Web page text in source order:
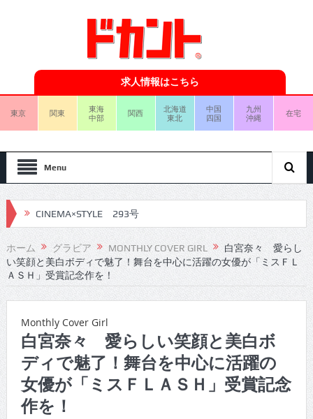
求人情報はこちら
東京 関東
東海
中部
関西
北海道
東北
中国
四国
九州
沖縄
在宅
Menu
CINEMA×STYLE 293号
CINEMA×STYLE 292号
CINEMA×STYLE 291号
CINEMA×STYLE 290号
CINEMA×STYLE 289号
CINEMA×STYLE 288号
CINEMA×STYLE 287号
CINEMA×STYLE 286号
ホーム グラビア MONTHLY COVER GIRL
白宮奈々 愛らし
い笑顔と美白ボディで魅了！舞台を中心に活躍の女優が「ミスＦＬ
ＡＳＨ」受賞記念作を！
Monthly Cover Girl
白宮奈々 愛らしい笑顔と美白ボ
ディで魅了！舞台を中心に活躍の
女優が「ミスＦＬＡＳＨ」受賞記念
作を！